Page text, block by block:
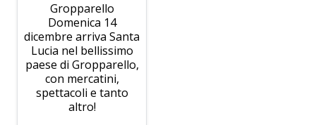
Gropparello
Domenica 14
dicembre arriva Santa
Lucia nel bellissimo
paese di Gropparello,
con mercatini,
spettacoli e tanto
altro!